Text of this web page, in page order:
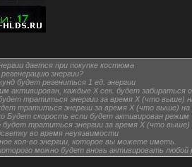
дается при покупке костюма
энергии?
будет регениться 1 ед. энергии
активирован, каждые Х сек. будет забираться
тратиться энергии за время Х (что выше)
тратиться энергии за время Х (что выше) на
Будет скорость если будет активирован
будет тратиться энергии за время Х (что
во время неуязвимости
кол-во энергии, которое вы можете иметь.
можно будет вновь активировать